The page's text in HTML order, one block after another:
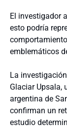
El investigador
esto podría
emblemáticos
La
Glaciar Upsala,
argentina de
confirman un
estudio